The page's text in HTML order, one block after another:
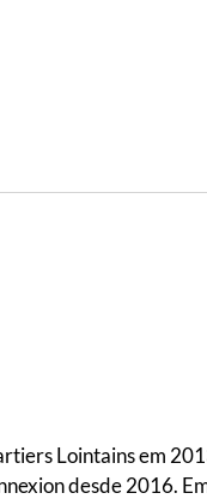
Lointains em
desde 2016.